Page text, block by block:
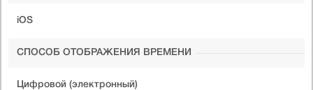
iOS
СПОСОБ ОТОБРАЖЕНИЯ ВРЕМЕНИ
Цифровой (электронный)